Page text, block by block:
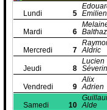
Lundi 5
Mardi 6
Mercredi 7 Aldric
Jeudi 8
Lucien
Séverin
Vendredi 9
Alix
Adrien
Samedi 10 Alde